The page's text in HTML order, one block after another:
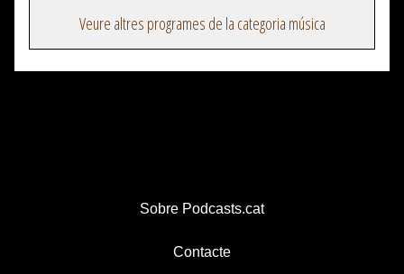
Veure altres programes de la categoria música
Sobre Podcasts.cat
Contacte